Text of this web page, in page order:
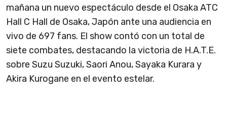
mañana un nuevo espectáculo desde el Osaka ATC
Hall C Hall de Osaka, Japón ante una audiencia en
vivo de 697 fans. El show contó con un total de
siete combates, destacando la victoria de H.A.T.E.
sobre Suzu Suzuki, Saori Anou, Sayaka Kurara y
Akira Kurogane en el evento estelar.